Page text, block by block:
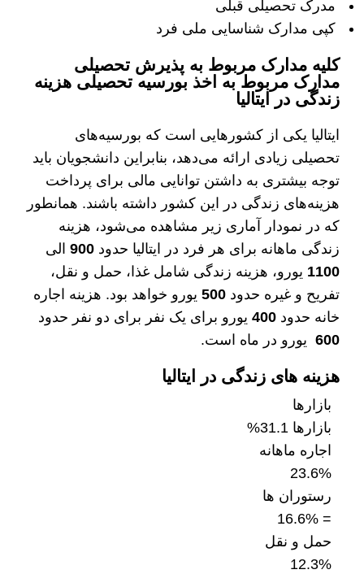
مدرک تحصیلی قبلی
کپی مدارک شناسایی ملی فرد
کلیه مدارک مربوط به پذیرش تحصیلی
مدارک مربوط به اخذ بورسیه تحصیلی هزینه
زندگی در ایتالیا
ایتالیا یکی از کشور‌هایی است که بورسیه‌های
تحصیلی زیادی ارائه می‌دهد، بنابراین دانشجویان باید
توجه بیشتری به داشتن توانایی مالی برای پرداخت
هزینه‌های زندگی در این کشور داشته باشند. همانطور
که در نمودار آماری زیر مشاهده می‌شود، هزینه
زندگی ماهانه برای هر فرد در ایتالیا حدود 900 الی
1100 یورو، هزینه زندگی شامل غذا، حمل و نقل،
تفریح ​​و غیره حدود 500 یورو خواهد بود. هزینه اجاره
خانه حدود 400 یورو برای یک نفر برای دو نفر حدود
600 یورو در ماه است.
هزینه های زندگی در ایتالیا
بازارها
بازارها 31.1%
اجاره ماهانه
23.6%
رستوران ها
=
16.6%
حمل و نقل
12.3%